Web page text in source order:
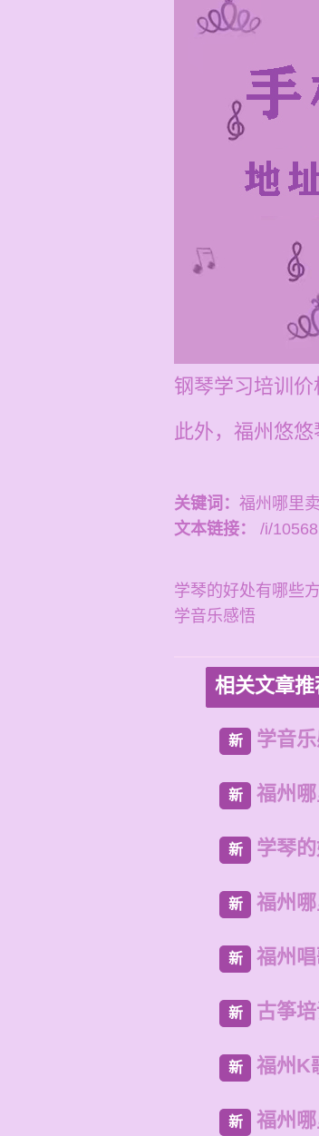
钢琴学习培训价
此外，福州悠悠
关键词： 福州哪里
文本链接：
/i/
学琴的好处有哪些
学音乐感悟
相关文章推
新 学音
新 福州
新 学琴
新 福州
新 福州
新 古筝
新 福州K
新 福州